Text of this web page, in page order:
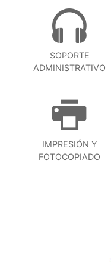
SOPORTE
ADMINISTRATIVO
IMPRESIÓN Y
FOTOCOPIADO